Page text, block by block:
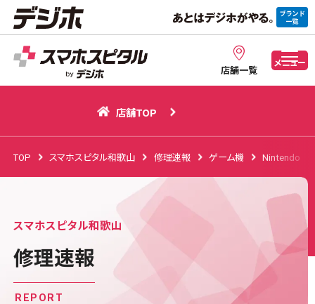
店舗一覧
メニュー
店舗TOP
TOP スマホスピタル和歌山 修理速報 ゲーム機 Nintendo
スマホスピタル和歌山
修理速報
REPORT